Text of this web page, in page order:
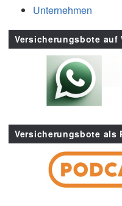
Unternehmen
Versicherungsbote auf
Versicherungsbote als